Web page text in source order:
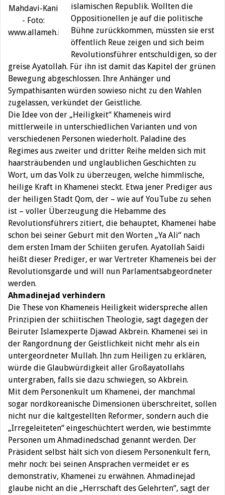
Mahdavi-Kani
- Foto:
www.allameh.ir
islamischen Republik. Wollten die
Oppositionellen je auf die politische
Bühne zurückkommen, müssten sie erst
öffentlich Reue zeigen und sich beim
Revolutionsführer entschuldigen, so der
greise Ayatollah. Für ihn ist damit das Kapitel der grünen
Bewegung abgeschlossen. Ihre Anhänger und
Sympathisanten würden sowieso nicht zu den Wahlen
zugelassen, verkündet der Geistliche.
Die Idee von der „Heiligkeit“ Khameneis wird
mittlerweile in unterschiedlichen Varianten und von
verschiedenen Personen wiederholt. Paladine des
Regimes aus zweiter und dritter Reihe melden sich mit
haarsträubenden und unglaublichen Geschichten zu
Wort, um das Volk zu überzeugen, welche himmlische,
heilige Kraft in Khamenei steckt. Etwa jener Prediger aus
der heiligen Stadt Qom, der – wie auf YouTube zu sehen
ist – voller Überzeugung die Hebamme des
Revolutionsführers zitiert, die behauptet, Khamenei habe
schon bei seiner Geburt mit den Worten „Ya Ali“ nach
dem ersten Imam der Schiiten gerufen. Ayatollah Saidi
heißt dieser Prediger, er war Vertreter Khameneis bei der
Revolutionsgarde und will nun Parlamentsabgeordneter
werden.
Ahmadinejad verhindern
Die These von Khameneis Heiligkeit widerspreche allen
Prinzipien der schiitischen Theologie, sagt dagegen der
Beiruter Islamexperte Djawad Akbrein. Khamenei sei in
der Rangordnung der Geistlichkeit nicht mehr als ein
untergeordneter Mullah. Ihn zum Heiligen zu erklären,
würde die Glaubwürdigkeit aller Großayatollahs
untergraben, falls sie dazu schwiegen, so Akbrein.
Mit dem Personenkult um Khamenei, der manchmal
sogar nordkoreanische Dimensionen überschreitet, sollen
nicht nur die kaltgestellten Reformer, sondern auch die
„Irregeleiteten“ eingeschüchtert werden, wie bestimmte
Personen um Ahmadinedschad genannt werden. Der
Präsident selbst hält sich von diesem Personenkult fern,
mehr noch: bei seinen Ansprachen vermeidet er es
demonstrativ, Khamenei zu erwähnen. Ahmadinejad
glaube nicht an die „Herrschaft des Gelehrten“, sagt der